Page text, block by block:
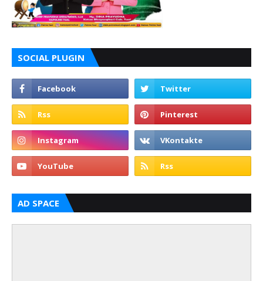
SOCIAL PLUGIN
AD SPACE